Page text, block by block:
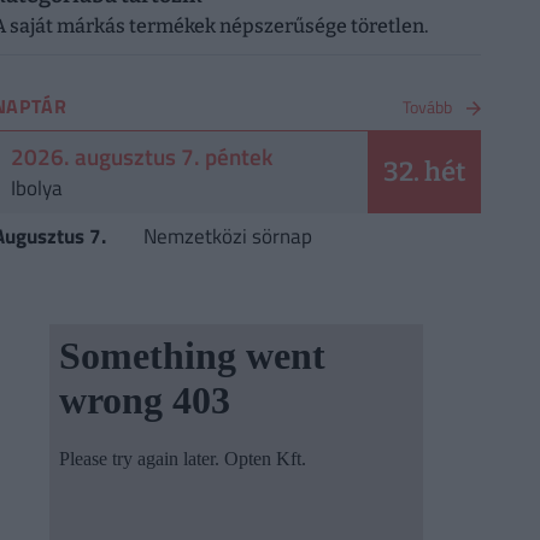
saját márkás termékek népszerűsége töretlen.
Tovább
2026. augusztus 7. péntek
Ibolya 32. hét
7. Nemzetközi sörnap